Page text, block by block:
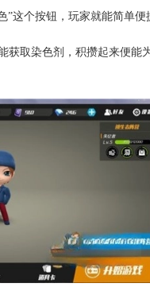
这个按钮，玩家就能简单便
取染色剂，积攒起来便能